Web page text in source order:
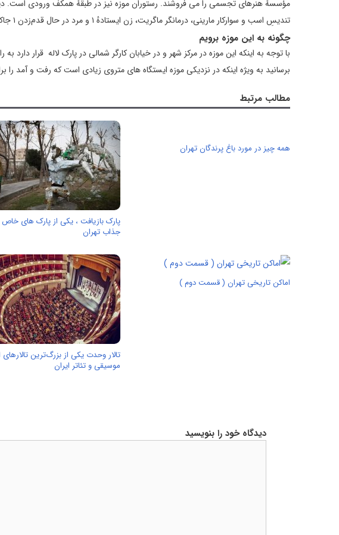
مؤسسهٔ هنرهای تجسمی را می‌ فروشند. رستوران موزه نیز در طبقهٔ همکف ورودی است.
تندیسِ اسب و سوارکار مارینی، درمانگر ماگریت، زن ایستادهٔ ۱ و مرد در حال قدم‌زدن ۱ جاکومتی را از داخل رستوران تماشا کرد.
چگونه به این موزه برویم
با توجه به اینکه این موزه در مرکز شهر و در خیابان کارگر شمالی در پارک لاله قرار دارد
برسانید به ویژه اینکه در نزدیکی موزه ایستگاه های متروی زیادی است که رفت و آمد را
مطالب مرتبط
همه چیز در مورد باغ پرندگان تهران
پارک بازیافت ، یکی از پارک های خاص
جذاب تهران
اماکن تاریخی تهران ( قسمت دوم )
تالار وحدت یکی از بزرگ‌ترین تالارهای
موسیقی و تئاتر ایران
دیدگاه خود را بنویسید